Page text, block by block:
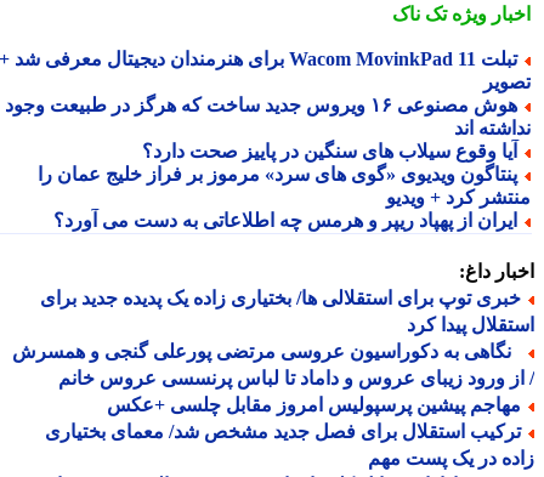
ویژهتک ناک
تبلت Wacom MovinkPad 11 برای هنرمندان دیجیتال معرفی شد +
هوش مصنوعی ۱۶ ویروس جدید ساخت که هرگز در طبیعت وجود
اند
وقوع سیلاب های سنگین در پاییز صحت دارد؟
ویدیوی «گوی های سرد» مرموز بر فراز خلیج عمان را
کرد + ویدیو
از پهپاد ریپر و هرمس چه اطلاعاتی به دست می آورد؟
داغ:
توپ برای استقلالی ها/ بختیاری زاده یک پدیده جدید برای
پیدا کرد
به دکوراسیون عروسی مرتضی پورعلی گنجی و همسرش
ورود زیبای عروس و داماد تا لباس پرنسسی عروس خانم
پیشین پرسپولیس امروز مقابل چلسی +عکس
استقلال برای فصل جدید مشخص شد/ معمای بختیاری
در یک پست مهم